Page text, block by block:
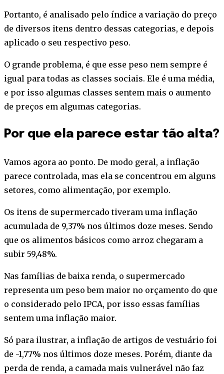
Portanto, é analisado pelo índice a variação do preço
de diversos itens dentro dessas categorias, e depois
aplicado o seu respectivo peso.
O grande problema, é que esse peso nem sempre é
igual para todas as classes sociais. Ele é uma média,
e por isso algumas classes sentem mais o aumento
de preços em algumas categorias.
Por que ela parece estar tão alta?
Vamos agora ao ponto. De modo geral, a inflação
parece controlada, mas ela se concentrou em alguns
setores, como alimentação, por exemplo.
Os itens de supermercado tiveram uma inflação
acumulada de 9,37% nos últimos doze meses. Sendo
que os alimentos básicos como arroz chegaram a
subir 59,48%.
Nas famílias de baixa renda, o supermercado
representa um peso bem maior no orçamento do que
o considerado pelo IPCA, por isso essas famílias
sentem uma inflação maior.
Só para ilustrar, a inflação de artigos de vestuário foi
de -1,77% nos últimos doze meses. Porém, diante da
perda de renda, a camada mais vulnerável não faz